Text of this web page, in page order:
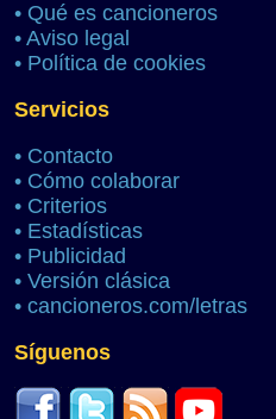
• Qué es cancioneros
• Aviso legal
• Política de cookies
Servicios
• Contacto
• Cómo colaborar
• Criterios
• Estadísticas
• Publicidad
• Versión clásica
• cancioneros.com/letras
Síguenos